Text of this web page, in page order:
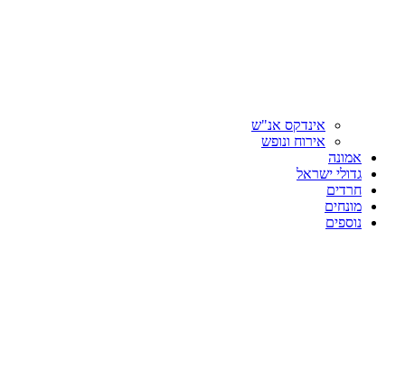
אינדקס אנ"ש
אירוח ונופש
אמונה
גדולי ישראל
חרדים
מונחים
נוספים